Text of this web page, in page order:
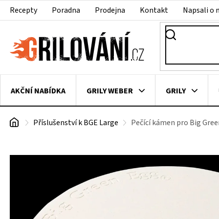
PřejítRecepty Poradna Prodejna Kontakt Napsali o
AKČNÍ NABÍDKA GRILY WEBER GRILY
VAKUOVAČKY LEDNICE NA ZRÁNÍ MASA
DomůPříslušenství k BGE Large Pečící kámen pro Big